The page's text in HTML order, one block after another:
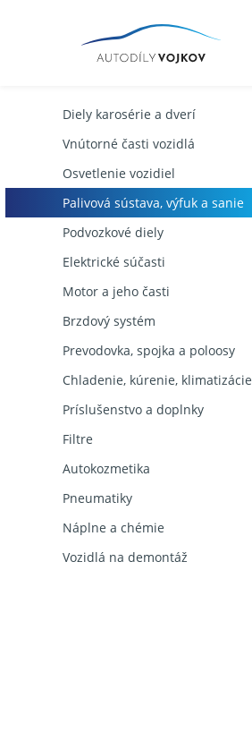
Diely karosérie a dverí
Vnútorné časti vozidlá
Osvetlenie vozidiel
Palivová sústava, výfuk a sanie
Podvozkové diely
Elektrické súčasti
Motor a jeho časti
Brzdový systém
Prevodovka, spojka a poloosy
Chladenie, kúrenie, klimatizácie
Príslušenstvo a doplnky
Filtre
Autokozmetika
Pneumatiky
Náplne a chémie
Vozidlá na demontáž